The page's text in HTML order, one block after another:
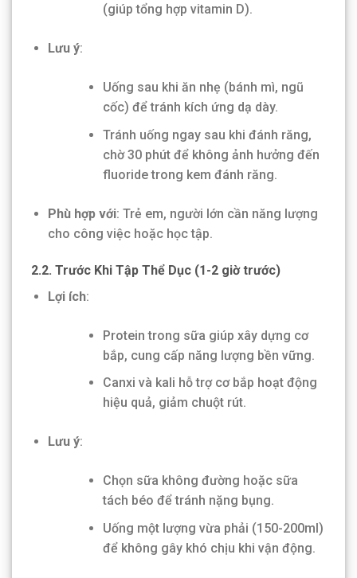
(giúp tổng hợp vitamin D).
Lưu ý:
Uống sau khi ăn nhẹ (bánh mì, ngũ
cốc) để tránh kích ứng dạ dày.
Tránh uống ngay sau khi đánh răng,
chờ 30 phút để không ảnh hưởng đến
fluoride trong kem đánh răng.
Phù hợp với: Trẻ em, người lớn cần năng lượng
cho công việc hoặc học tập.
2.2. Trước Khi Tập Thể Dục (1-2 giờ trước)
Lợi ích:
Protein trong sữa giúp xây dựng cơ
bắp, cung cấp năng lượng bền vững.
Canxi và kali hỗ trợ cơ bắp hoạt động
hiệu quả, giảm chuột rút.
Lưu ý:
Chọn sữa không đường hoặc sữa
tách béo để tránh nặng bụng.
Uống một lượng vừa phải (150-200ml)
để không gây khó chịu khi vận động.